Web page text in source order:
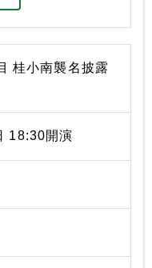
桂小南襲名披露
18:30開演